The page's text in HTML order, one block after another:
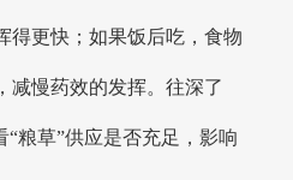
得更快；如果饭后吃，食物
减慢药效的发挥。往深了
“粮草”供应是否充足，影响